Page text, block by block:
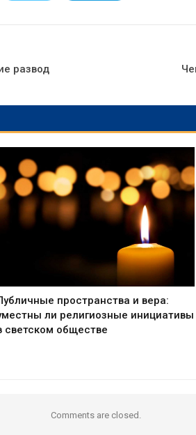
развод
пространства и вера:
ли религиозные инициативы
светском обществе
Comments are closed.